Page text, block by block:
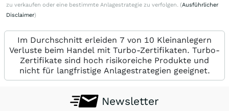
zu verkaufen oder eine bestimmte Anlagestrategie zu verfolgen. (Ausführlicher
Disclaimer)
Im Durchschnitt erleiden 7 von 10 Kleinanlegern
Verluste beim Handel mit Turbo-Zertifikaten. Turbo-
Zertifikate sind hoch risikoreiche Produkte und
nicht für langfristige Anlagestrategien geeignet.
Newsletter